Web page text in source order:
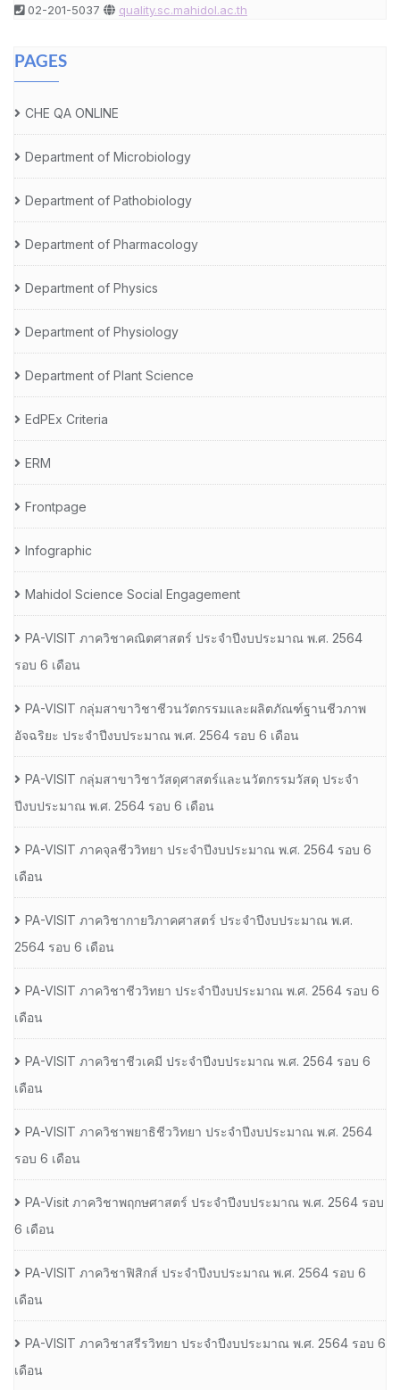
02-201-5037
quality.sc.mahidol.ac.th
PAGES
CHE QA ONLINE
Department of Microbiology
Department of Pathobiology
Department of Pharmacology
Department of Physics
Department of Physiology
Department of Plant Science
EdPEx Criteria
ERM
Frontpage
Infographic
Mahidol Science Social Engagement
PA-VISIT ภาควิชาคณิตศาสตร์ ประจำปีงบประมาณ พ.ศ. 2564
รอบ 6 เดือน
PA-VISIT กลุ่มสาขาวิชาชีวนวัตกรรมและผลิตภัณฑ์ฐานชีวภาพ
อัจฉริยะ ประจำปีงบประมาณ พ.ศ. 2564 รอบ 6 เดือน
PA-VISIT กลุ่มสาขาวิชาวัสดุศาสตร์และนวัตกรรมวัสดุ ประจำ
ปีงบประมาณ พ.ศ. 2564 รอบ 6 เดือน
PA-VISIT ภาคจุลชีววิทยา ประจำปีงบประมาณ พ.ศ. 2564 รอบ 6
เดือน
PA-VISIT ภาควิชากายวิภาคศาสตร์ ประจำปีงบประมาณ พ.ศ.
2564 รอบ 6 เดือน
PA-VISIT ภาควิชาชีววิทยา ประจำปีงบประมาณ พ.ศ. 2564 รอบ 6
เดือน
PA-VISIT ภาควิชาชีวเคมี ประจำปีงบประมาณ พ.ศ. 2564 รอบ 6
เดือน
PA-VISIT ภาควิชาพยาธิชีววิทยา ประจำปีงบประมาณ พ.ศ. 2564
รอบ 6 เดือน
PA-Visit ภาควิชาพฤกษศาสตร์ ประจำปีงบประมาณ พ.ศ. 2564 รอบ
6 เดือน
PA-VISIT ภาควิชาฟิสิกส์ ประจำปีงบประมาณ พ.ศ. 2564 รอบ 6
เดือน
PA-VISIT ภาควิชาสรีรวิทยา ประจำปีงบประมาณ พ.ศ. 2564 รอบ 6
เดือน